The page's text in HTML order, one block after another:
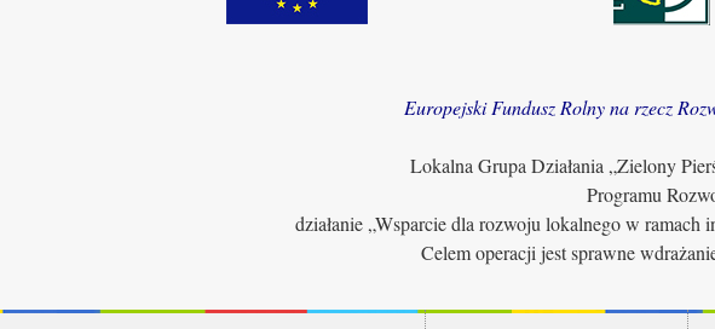
Europejski Fundusz Rolny na rzecz
Lokalna Grupa Działania „Zielony
Programu
działanie „Wsparcie dla rozwoju lokalnego w
Celem operacji jest sprawne